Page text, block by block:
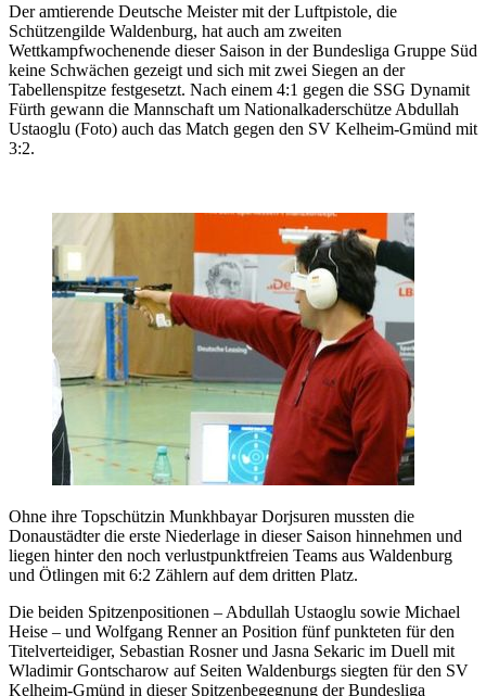
Der amtierende Deutsche Meister mit der Luftpistole, die
Schützengilde Waldenburg, hat auch am zweiten
Wettkampfwochenende dieser Saison in der Bundesliga Gruppe Süd
keine Schwächen gezeigt und sich mit zwei Siegen an der
Tabellenspitze festgesetzt. Nach einem 4:1 gegen die SSG Dynamit
Fürth gewann die Mannschaft um Nationalkaderschütze Abdullah
Ustaoglu (Foto) auch das Match gegen den SV Kelheim-Gmünd mit
3:2.
Ohne ihre Topschützin Munkhbayar Dorjsuren mussten die
Donaustädter die erste Niederlage in dieser Saison hinnehmen und
liegen hinter den noch verlustpunktfreien Teams aus Waldenburg
und Ötlingen mit 6:2 Zählern auf dem dritten Platz.
Die beiden Spitzenpositionen – Abdullah Ustaoglu sowie Michael
Heise – und Wolfgang Renner an Position fünf punkteten für den
Titelverteidiger, Sebastian Rosner und Jasna Sekaric im Duell mit
Wladimir Gontscharow auf Seiten Waldenburgs siegten für den SV
Kelheim-Gmünd in dieser Spitzenbegegnung der Bundesliga